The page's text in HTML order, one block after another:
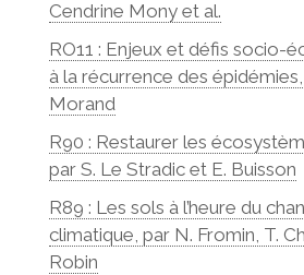
Cendrine Mony et al.
RO11 : Enjeux et défis socio-
à la récurrence des
Morand
R90 : Restaurer les
par S. Le Stradic et E. Buisson
R89 : Les sols à l’heure du
climatique, par N. Fromin, T.
Robin